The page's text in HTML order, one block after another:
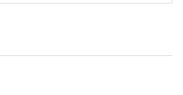
주소, 전화번호(선택), 휴대폰번호, 이메일
역사항, 보훈사항, 장애사항, 학력사항,
사활동내역(선택), 수상경력(선택)